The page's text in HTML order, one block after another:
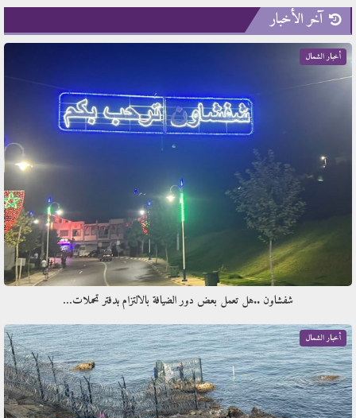
آخر الأخبار
أخبار الشمال
شفشاون ..هل تعمل بعض دور الضيافة بالالتزام بدفتر تحملات…
أخبار الشمال